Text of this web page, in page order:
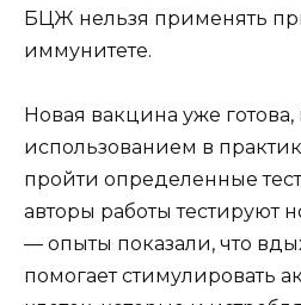
БЦЖ нельзя применять
иммунитете.
Новая вакцина уже
использованием в
пройти определенные
авторы работы тестируют
— опыты показали, что
помогает стимулировать